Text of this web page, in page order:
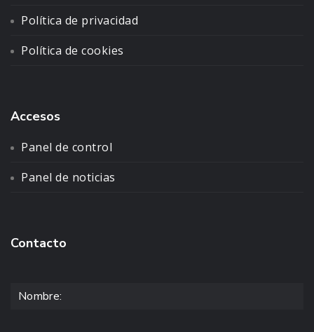
Política de privacidad
Política de cookies
Accesos
Panel de control
Panel de noticias
Contacto